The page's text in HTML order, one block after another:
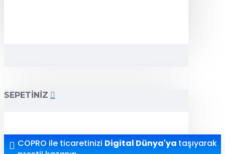
SEPETINIZ
COPRO ile ticaretinizi Digital Dünya'ya taşıyarak